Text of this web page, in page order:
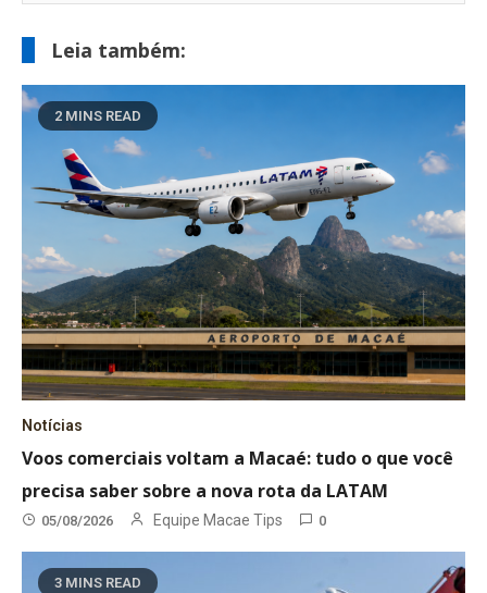
Leia também:
2 MINS READ
Notícias
Voos comerciais voltam a Macaé: tudo o que você
precisa saber sobre a nova rota da LATAM
05/08/2026 Equipe Macae Tips 0
3 MINS READ